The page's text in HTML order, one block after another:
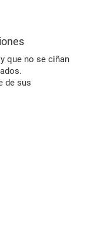
que no se ciñan
de sus